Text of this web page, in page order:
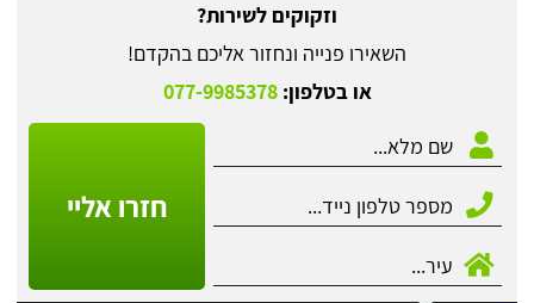
וזקוקים לשירות?
השאירו פנייה ונחזור אליכם בהקדם!
או בטלפון:077-9985378
חזרו אליי